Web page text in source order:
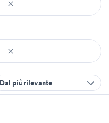
Dal più rilevante